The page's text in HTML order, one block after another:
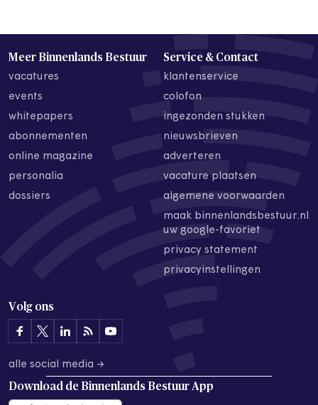
Meer Binnenlands Bestuur
vacatures
events
whitepapers
abonnementen
online magazine
personalia
dossiers
Service & Contact
klantenservice
colofon
ingezonden stukken
nieuwsbrieven
adverteren
vacature plaatsen
algemene voorwaarden
maak binnenlandsbestuur.nl
uw google-favoriet
privacy statement
privacyinstellingen
Volg ons
alle social media →
Download de Binnenlands Bestuur App